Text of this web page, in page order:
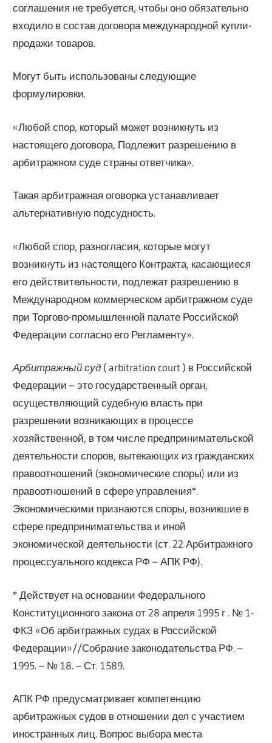
соглашения не требуется, чтобы оно обязательно
входило в состав договора международной купли-
продажи товаров.
Могут быть использованы следующие
формулировки.
«Любой спор, который может возникнуть из
настоящего договора, Подлежит разрешению в
арбитражном суде страны ответчика».
Такая арбитражная оговорка устанавливает
альтернативную подсудность.
«Любой спор, разногласия, которые могут
возникнуть из настоящего Контракта, касающиеся
его действительности, подлежат разрешению в
Международном коммерческом арбитражном суде
при Торгово-промышленной палате Российской
Федерации согласно его Регламенту».
Арбитражный суд ( arbitration court ) в Российской
Федерации – это государственный орган,
осуществляющий судебную власть при
разрешении возникающих в процессе
хозяйственной, в том числе предпринимательской
деятельности споров, вытекающих из гражданских
правоотношений (экономические споры) или из
правоотношений в сфере управления*.
Экономическими признаются споры, возникшие в
сфере предпринимательства и иной
экономической деятельности (ст. 22 Арбитражного
процессуального кодекса РФ – АПК РФ).
* Действует на основании Федерального
Конституционного закона от 28 апреля 1995 г . № 1-
ФКЗ «Об арбитражных судах в Российской
Федерации»//Собрание законодательства РФ. –
1995. – № 18. – Ст. 1589.
АПК РФ предусматривает компетенцию
арбитражных судов в отношении дел с участием
иностранных лиц. Вопрос выбора места